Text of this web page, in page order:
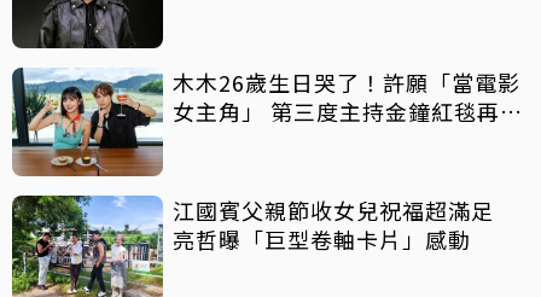
木木26歲生日哭了！許願「當電影
女主角」 第三度主持金鐘紅毯再喊
江國賓父親節收女兒祝福超滿足
亮哲曝「巨型卷軸卡片」感動